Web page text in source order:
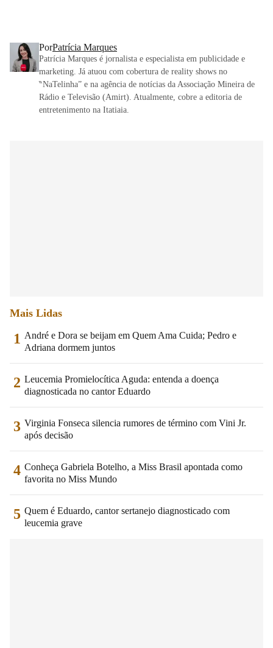
PorPatrícia Marques
Patrícia Marques é jornalista e especialista em publicidade e
marketing. Já atuou com cobertura de reality shows no
‶NaTelinha” e na agência de notícias da Associação Mineira de
Rádio e Televisão (Amirt). Atualmente, cobre a editoria de
entretenimento na Itatiaia.
Mais Lidas
1 André e Dora se beijam em Quem Ama Cuida; Pedro e
Adriana dormem juntos
2 Leucemia Promielocítica Aguda: entenda a doença
diagnosticada no cantor Eduardo
3 Virginia Fonseca silencia rumores de término com Vini Jr.
após decisão
4 Conheça Gabriela Botelho, a Miss Brasil apontada como
favorita no Miss Mundo
5 Quem é Eduardo, cantor sertanejo diagnosticado com
leucemia grave